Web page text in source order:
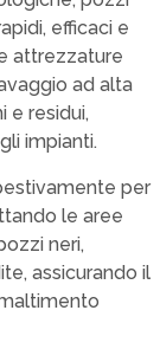
efficaci e
attrezzature
ad alta
e residui,
impianti.
per
le aree
neri,
assicurando il